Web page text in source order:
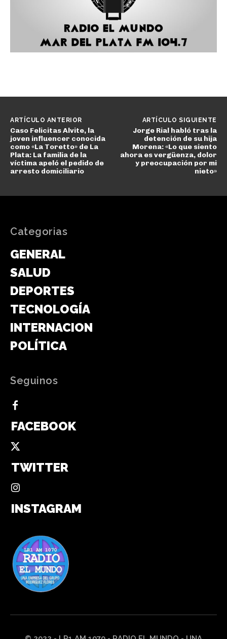
ARTÍCULO ANTERIOR
Caso Felicitas Alvite, la
joven influencer conocida
como «La Toretto» de La
Plata: La familia de la
víctima apeló el pedido de
arresto domiciliario
ARTÍCULO SIGUIENTE
Jorge Rial habló tras la
detención de su hija
Morena: «Lo que siento
ahora es vergüenza, dolor
y preocupación por mi
nieto»
Categorias
GENERAL
SALUD
DEPORTES
TECNOLOGÍA
INTERNACIONAL
POLÍTICA
Seguinos
FACEBOOK
TWITTER
INSTAGRAM